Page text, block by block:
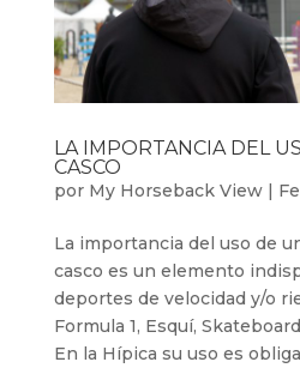
LA IMPORTANCIA DEL
CASCO
por My Horseback View|
La importancia del uso de
casco es un elemento
deportes de velocidad y/o
Formula 1, Esquí,
En la Hípica su uso es